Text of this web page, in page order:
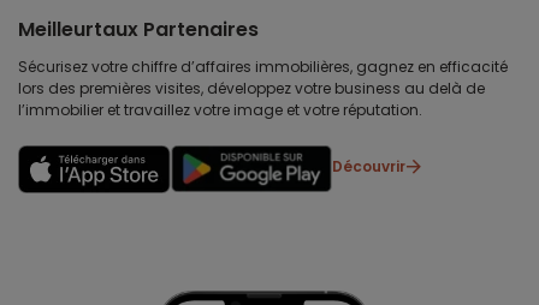
Meilleurtaux Partenaires
Sécurisez votre chiffre d’affaires immobilières, gagnez en efficacité
lors des premières visites, développez votre business au delà de
l’immobilier et travaillez votre image et votre réputation.
Découvrir